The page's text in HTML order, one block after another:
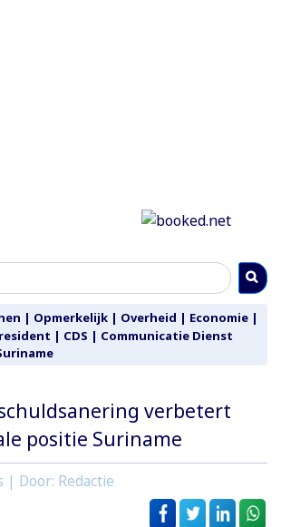
| Opmerkelijk | Overheid | Economie |
| CDS | Communicatie Dienst
verbetert
positie Suriname
| Door: Redactie